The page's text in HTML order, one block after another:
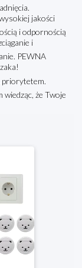
jakości
i odpornością
i
PEWNA
priorytetem.
że Twoje